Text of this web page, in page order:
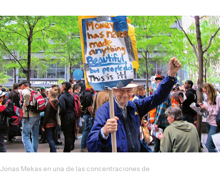
Jonas Mekas en una de las concentraciones de